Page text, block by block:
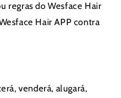
regras do Wesface Hair
Hair APP contra
venderá, alugará,